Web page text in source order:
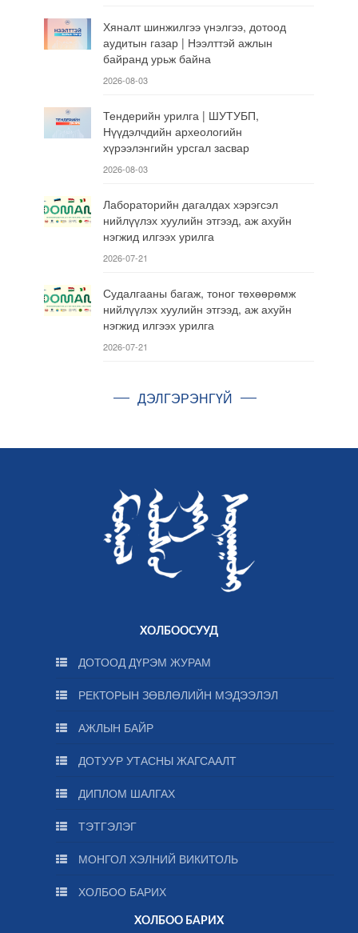
Хяналт шинжилгээ үнэлгээ, дотоод
аудитын газар | Нээлттэй ажлын
байранд урьж байна
2026-08-03
Тендерийн урилга | ШУТУБП,
Нүүдэлчдийн археологийн
хүрээлэнгийн урсгал засвар
2026-08-03
Лабораторийн дагалдах хэрэгсэл
нийлүүлэх хуулийн этгээд, аж ахуйн
нэгжид илгээх урилга
2026-07-21
Судалгааны багаж, тоног төхөөрөмж
нийлүүлэх хуулийн этгээд, аж ахуйн
нэгжид илгээх урилга
2026-07-21
ДЭЛГЭРЭНГҮЙ
ХОЛБООСУУД
ДОТООД ДҮРЭМ ЖУРАМ
РЕКТОРЫН ЗӨВЛӨЛИЙН МЭДЭЭЛЭЛ
АЖЛЫН БАЙР
ДОТУУР УТАСНЫ ЖАГСААЛТ
ДИПЛОМ ШАЛГАХ
ТЭТГЭЛЭГ
МОНГОЛ ХЭЛНИЙ ВИКИТОЛЬ
ХОЛБОО БАРИХ
ХОЛБОО БАРИХ